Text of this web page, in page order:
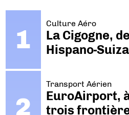
Culture Aéro
La Cigogne,
Hispano-Suiza
Transport Aérien
EuroAirport,
trois